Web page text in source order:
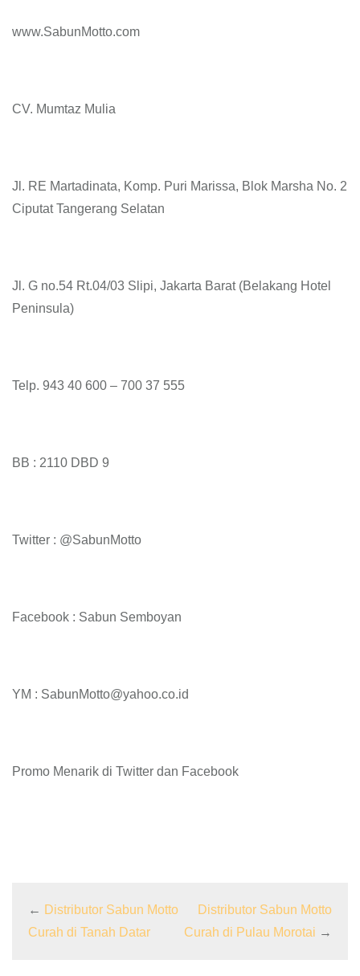
www.SabunMotto.com
CV. Mumtaz Mulia
Jl. RE Martadinata, Komp. Puri Marissa, Blok Marsha No. 2
Ciputat Tangerang Selatan
Jl. G no.54 Rt.04/03 Slipi, Jakarta Barat (Belakang Hotel
Peninsula)
Telp. 943 40 600 – 700 37 555
BB : 2110 DBD 9
Twitter : @SabunMotto
Facebook : Sabun Semboyan
YM : SabunMotto@yahoo.co.id
Promo Menarik di Twitter dan Facebook
← Distributor Sabun Motto
Curah di Tanah Datar
Distributor Sabun Motto
Curah di Pulau Morotai →